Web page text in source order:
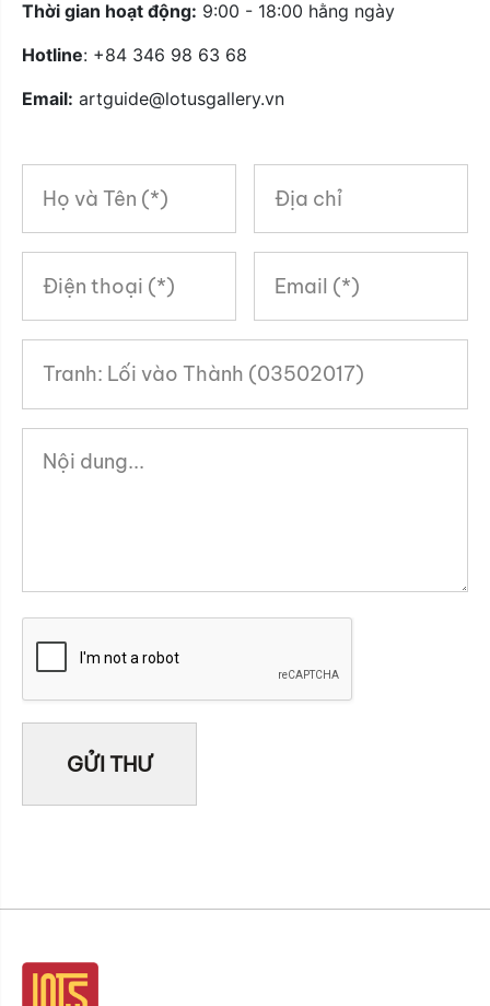
Thời gian hoạt động: 9:00 - 18:00 hằng ngày
Hotline: +84 346 98 63 68
Email: artguide@lotusgallery.vn